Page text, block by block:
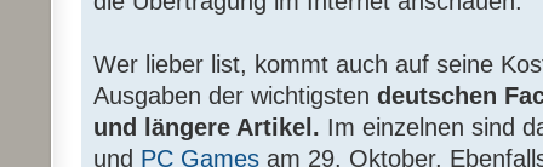
Wer lieber list, kommt auch auf seine
Ausgaben der wichtigsten deutschen
und längere Artikel. Im einzelnen sind
und PC Games am 29. Oktober.